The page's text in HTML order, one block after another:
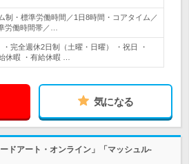
制・標準労働時間／1日8時間・コアタイム／
労働時間帯／…
・完全週休2日制（土曜・日曜） ・祝日 ・
休暇 ・有給休暇 …
気になる
ドアート・オンライン」「マッシュル-